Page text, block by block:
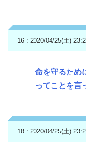
16 : 2020/04/25(土)
命を守るため
ってことを言
18 : 2020/04/25(土)